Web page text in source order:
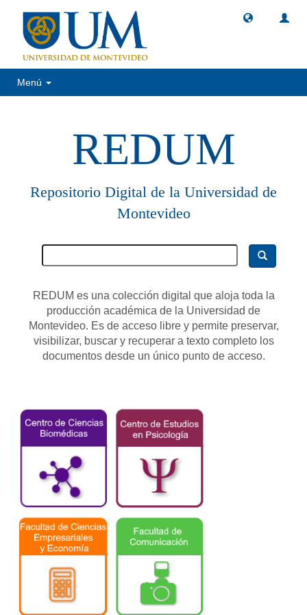
Menú
REDUM
Repositorio Digital de la Universidad de
Montevideo
REDUM es una colección digital que aloja toda la
producción académica de la Universidad de
Montevideo. Es de acceso libre y permite preservar,
visibilizar, buscar y recuperar a texto completo los
documentos desde un único punto de acceso.